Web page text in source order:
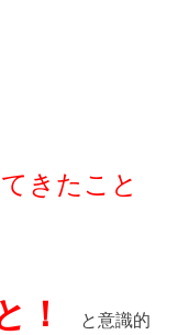
きたこと
！ と意識的